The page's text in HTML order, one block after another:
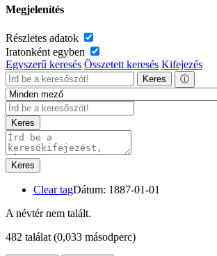
Megjelenítés
Részletes adatok
Iratonként egyben
Egyszerű keresés Összetett keresés Kifejezés
Keres ⓘ
Keres
Keres
Clear tagDátum: 1887-01-01
A névtér nem talált.
482 találat (0,033 másodperc)